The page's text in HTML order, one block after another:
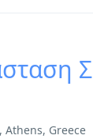
Athens, Greece